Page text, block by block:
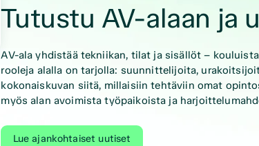
Tutustu AV-alaan ja
AV-ala yhdistää tekniikan, tilat ja sisällöt –
rooleja alalla on tarjolla: suunnittelijoita,
kokonaiskuvan siitä, millaisiin tehtäviin omat
myös alan avoimista työpaikoista ja
Lue ajankohtaiset uutiset